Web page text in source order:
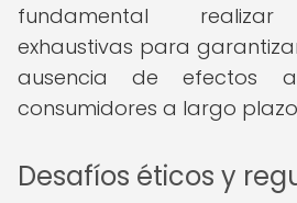
fundamental realizar
exhaustivas para
ausencia de efectos
consumidores a largo
Desafíos éticos y